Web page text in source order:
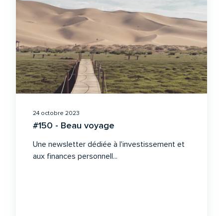
24 octobre 2023
#150 - Beau voyage
Une newsletter dédiée à l'investissement et
aux finances personnell...